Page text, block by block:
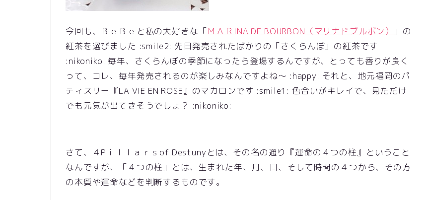
今回も、ＢｅＢｅと私の大好きな「ＭＡＲINA DE BOURBON（マリナドブルボン）
」の
紅茶を選びました :smile2: 先日発売されたばかりの「さくらんぼ」の紅茶です
:nikoniko: 毎年、さくらんぼの季節になったら登場するんですが、とっても香りが良く
って、コレ、毎年発売されるのが楽しみなんですよね～ :happy: それと、地元福岡のパ
ティスリー『LA VIE EN ROSE』のマカロンです :smile1: 色合いがキレイで、見ただけ
でも元気が出てきそうでしょ？ :nikoniko:
さて、４Pｉｌｌａｒｓof Destunyとは、その名の通り『運命の４つの柱』ということ
なんですが、「４つの柱」とは、生まれた年、月、日、そして時間の４つから、その方
の本質や運命などを判断するものです。